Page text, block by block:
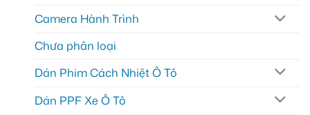
Camera Hành Trình
Chưa phân loại
Dán Phim Cách Nhiệt Ô Tô
Dán PPF Xe Ô Tô